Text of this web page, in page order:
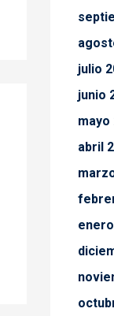
julio
junio
mayo
abril